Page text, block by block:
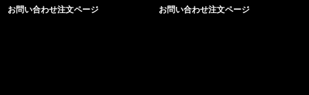
お問い合わせ注文ページ お問い合わせ注文ページ